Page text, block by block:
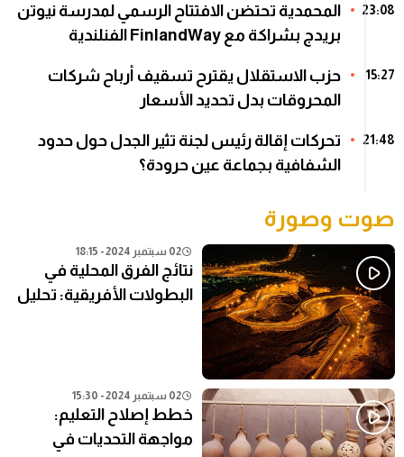
23:08
المحمدية تحتضن الافتتاح الرسمي لمدرسة نيوتن
بريدج بشراكة مع FinlandWay الفنلندية
15:27
حزب الاستقلال يقترح تسقيف أرباح شركات
المحروقات بدل تحديد الأسعار
21:48
تحركات إقالة رئيس لجنة تثير الجدل حول حدود
الشفافية بجماعة عين حرودة؟
صوت وصورة
02 سبتمبر 2024 - 18:15
نتائج الفرق المحلية في
البطولات الأفريقية: تحليل
02 سبتمبر 2024 - 15:30
خطط إصلاح التعليم:
مواجهة التحديات في